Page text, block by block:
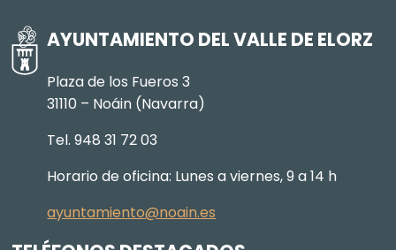
AYUNTAMIENTO DEL VALLE DE ELORZ
Plaza de los Fueros 3
31110 – Noáin (Navarra)
Tel. 948 31 72 03
Horario de oficina: Lunes a viernes, 9 a 14 h
ayuntamiento@noain.es